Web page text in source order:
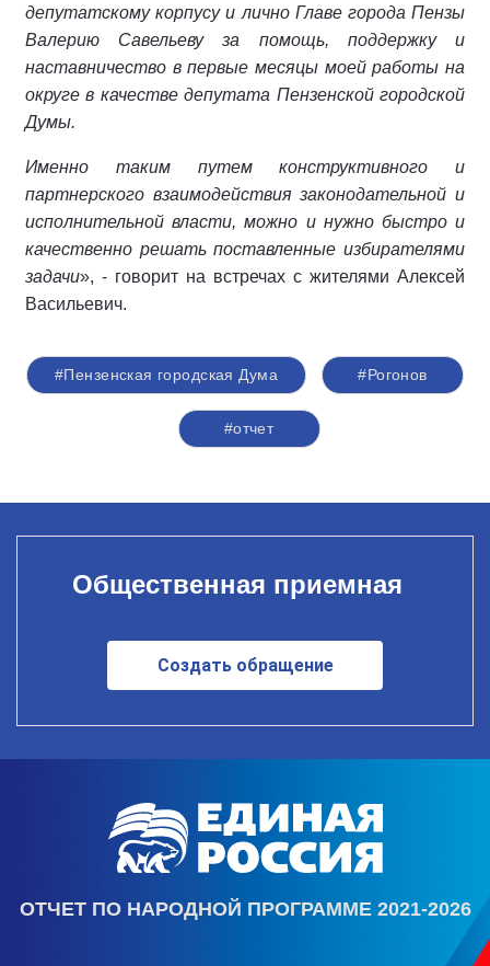
депутатскому корпусу и лично Главе города Пензы
Валерию Савельеву за помощь, поддержку и
наставничество в первые месяцы моей работы на
округе в качестве депутата Пензенской городской
Думы.
Именно таким путем конструктивного и
партнерского взаимодействия законодательной и
исполнительной власти, можно и нужно быстро и
качественно решать поставленные избирателями
задачи», - говорит на встречах с жителями Алексей
Васильевич.
#Пензенская городская Дума #Рогонов
#отчет
Общественная приемная
Создать обращение
ОТЧЕТ ПО НАРОДНОЙ ПРОГРАММЕ 2021-2026